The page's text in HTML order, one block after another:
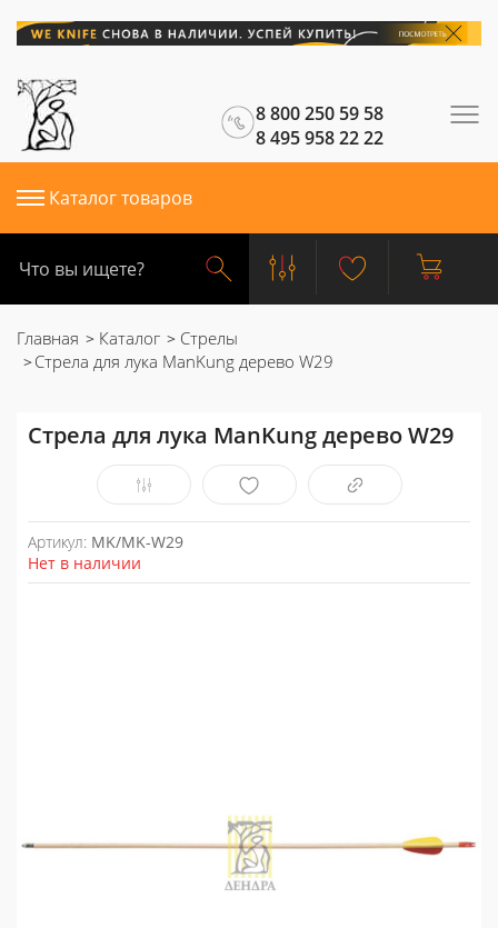
8 800 250 59 58
8 495 958 22 22
Каталог товаров
Главная Каталог
Стрелы
Стрела для лука ManKung дерево W29
Стрела для лука ManKung дерево W29
Артикул: MK/MK-W29
Нет в наличии